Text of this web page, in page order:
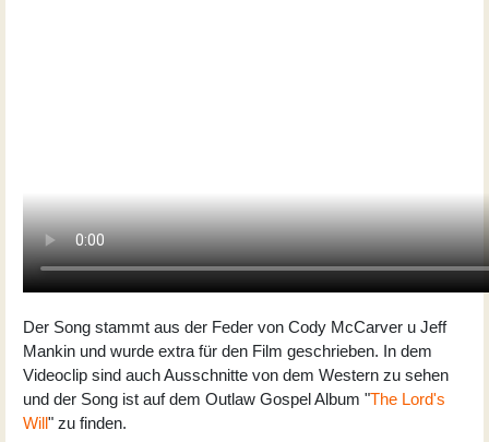
Der Song stammt aus der Feder von Cody McCarver u Jeff
Mankin und wurde extra für den Film geschrieben. In dem
Videoclip sind auch Ausschnitte von dem Western zu sehen
und der Song ist auf dem Outlaw Gospel Album "The Lord's
Will" zu finden.